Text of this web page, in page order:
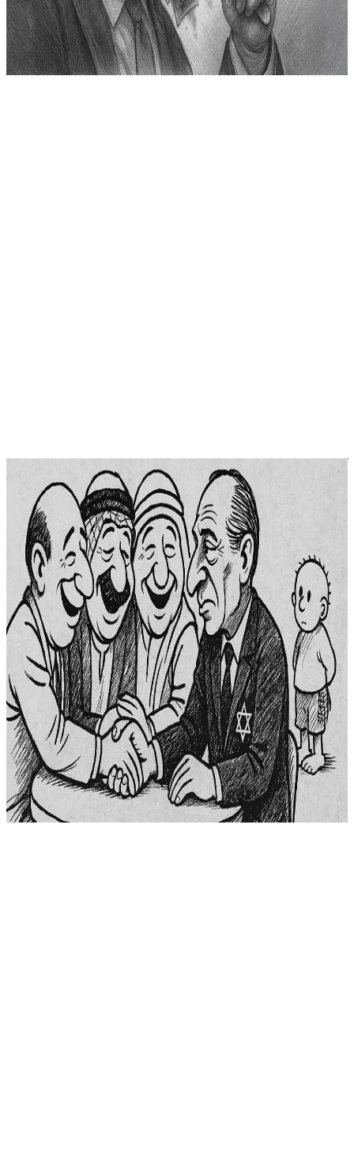
أين نحن من التطبيع؟
في عام 1972، ولدت كلمة غيت في السياسة العالمية مع فضيحة
ووترغيت في الولايات المتحدة، عندما تورط كبار مسؤولي إدارة
الرئيس ريتشارد نيكسون في فضيحة تجسس سياسي أدت إلى
سقوطه، وقد أصبح المصطلح فيما بعد مرادفاً لكل أزمة سياسية
تهدد نظاماً أو تفضح فساداً، ومنذ ذلك الحين، باتت الصحافة تنتهز كل
فرصة لإضافة غيت إلى […]
التطبيع السياسي التطبيع الشعبي
التطبيع العربي
Yousif Al HamadiYYousif Al Hamadiauthor
عرض الملف
الشخصي
٤ أبريل ٢٠٢٥